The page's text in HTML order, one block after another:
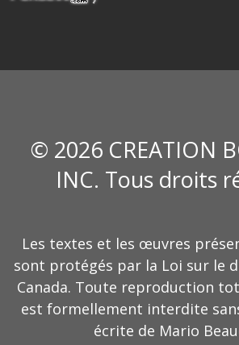
© 2026 CREATION
INC. Tous droits
Les textes et les œuvres
sont protégés par la Loi sur le
Canada. Toute reproduction
est formellement interdite
écrite de Mario